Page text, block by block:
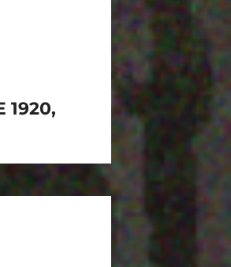
1920,